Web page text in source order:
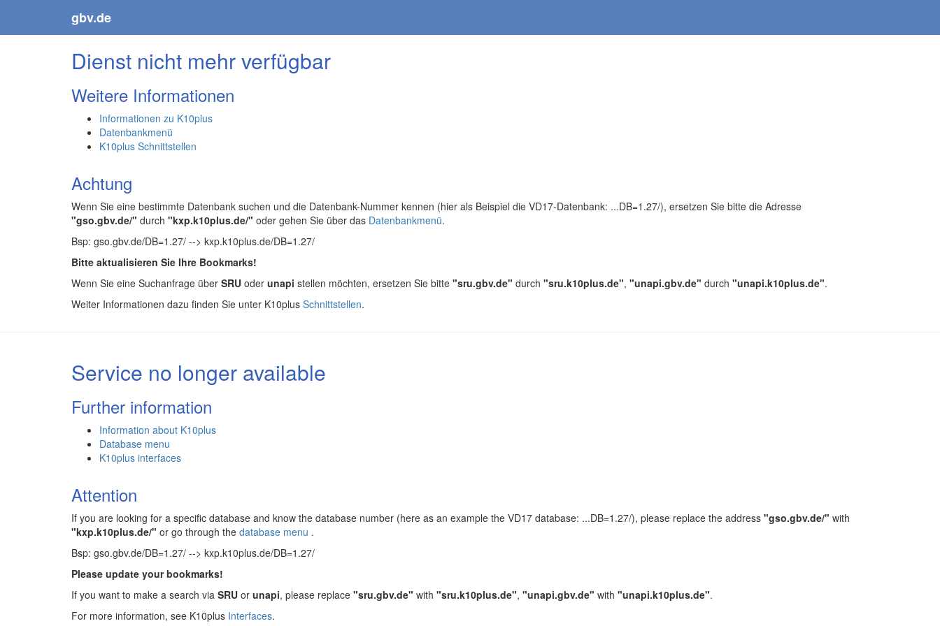
gbv.de
Dienst nicht mehr verfügbar
Weitere Informationen
Informationen zu K10plus
Datenbankmenü
K10plus Schnittstellen
Achtung
Wenn Sie eine bestimmte Datenbank suchen und die Datenbank-Nummer kennen (hier als Beispiel die VD17-Datenbank: ...DB=1.27/), ersetzen Sie bitte die Adresse
"gso.gbv.de/" durch "kxp.k10plus.de/" oder gehen Sie über das Datenbankmenü.
Bsp: gso.gbv.de/DB=1.27/ --> kxp.k10plus.de/DB=1.27/
Bitte aktualisieren Sie Ihre Bookmarks!
Wenn Sie eine Suchanfrage über SRU oder unapi stellen möchten, ersetzen Sie bitte "sru.gbv.de" durch "sru.k10plus.de", "unapi.gbv.de" durch "unapi.k10plus.de".
Weiter Informationen dazu finden Sie unter K10plus Schnittstellen.
Service no longer available
Further information
Information about K10plus
Database menu
K10plus interfaces
Attention
If you are looking for a specific database and know the database number (here as an example the VD17 database: ...DB=1.27/), please replace the address "gso.gbv.de/" with
"kxp.k10plus.de/" or go through the database menu .
Bsp: gso.gbv.de/DB=1.27/ --> kxp.k10plus.de/DB=1.27/
Please update your bookmarks!
If you want to make a search via SRU or unapi, please replace "sru.gbv.de" with "sru.k10plus.de", "unapi.gbv.de" with "unapi.k10plus.de".
For more information, see K10plus Interfaces.